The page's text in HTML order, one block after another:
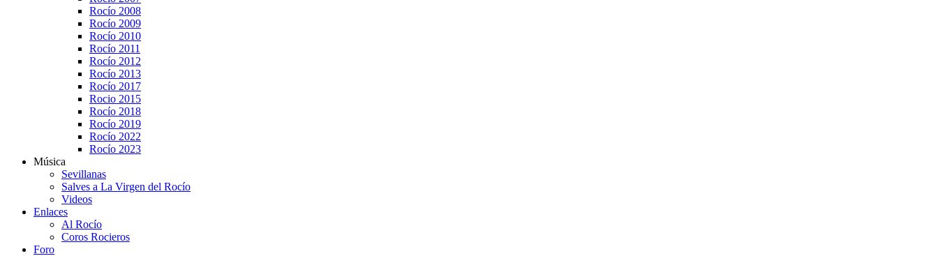
Rocío 2008
Rocío 2009
Rocío 2010
Rocío 2011
Rocío 2012
Rocío 2013
Rocío 2017
Rocio 2015
Rocío 2018
Rocío 2019
Rocío 2022
Rocío 2023
Música
Sevillanas
Salves a La Virgen del Rocío
Videos
Enlaces
Al Rocío
Coros Rocieros
Foro